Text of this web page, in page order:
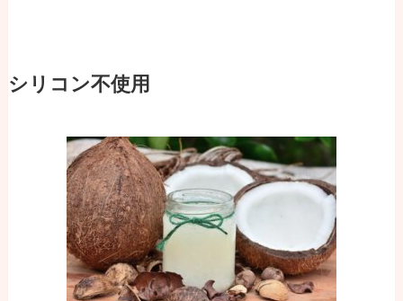
シリコン不使用